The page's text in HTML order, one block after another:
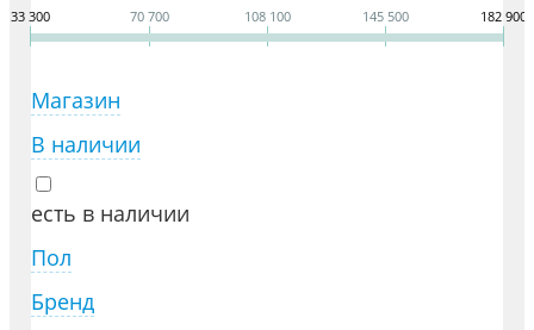
33 300 70 700 108 100 145 500 182 900
Магазин
В наличии
есть в наличии
Пол
Бренд